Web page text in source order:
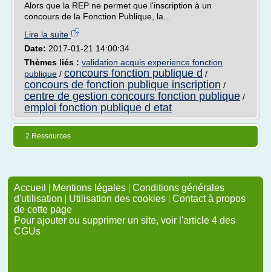
Alors que la REP ne permet que l'inscription à un
concours de la Fonction Publique, la...
Lire la suite
Date: 2017-01-21 14:00:34
Thèmes liés : validation acquis experience fonction
publique / concours fonction publique d /
concours de fonction publique inscription /
centre de gestion concours fonction publique /
emploi fonction publique d etat
2 Ressources
Accueil | Mentions légales | Conditions générales
d'utilisation | Utilisation des cookies | Contact à propos
de cette page
Pour ajouter ou supprimer un site, voir l'article 4 des
CGUs